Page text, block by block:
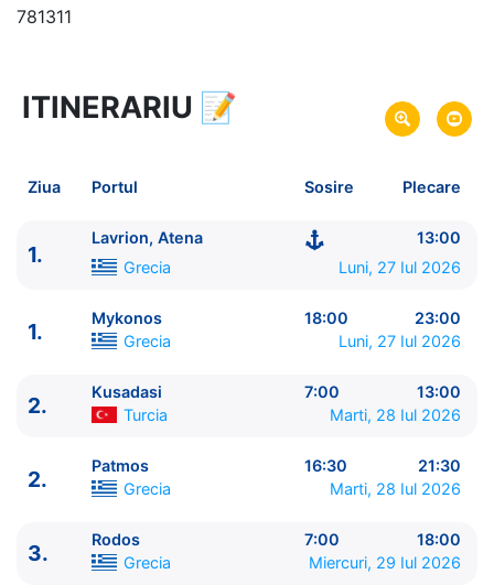
781311
5 zile vacanta de croaziera in
Insulele Grecesti si Turcia -
Plecare pe 27 Iul 2026 din Lavrion, Atena, Grecia
Celestyal Cruises
ITINERARIU
ITINERARIU 📝
Ziua Portul Sosire Plecare
1.
Lavrion, Atena
13:00
Grecia
Luni, 27 Iul 2026
1.
Mykonos 18:00
23:00
Grecia
Luni, 27 Iul 2026
2.
Kusadasi 7:00
13:00
Turcia
Marti, 28 Iul 2026
2.
Patmos 16:30
21:30
Grecia
Marti, 28 Iul 2026
3.
Rodos 7:00
18:00
Grecia
Miercuri, 29 Iul 2026